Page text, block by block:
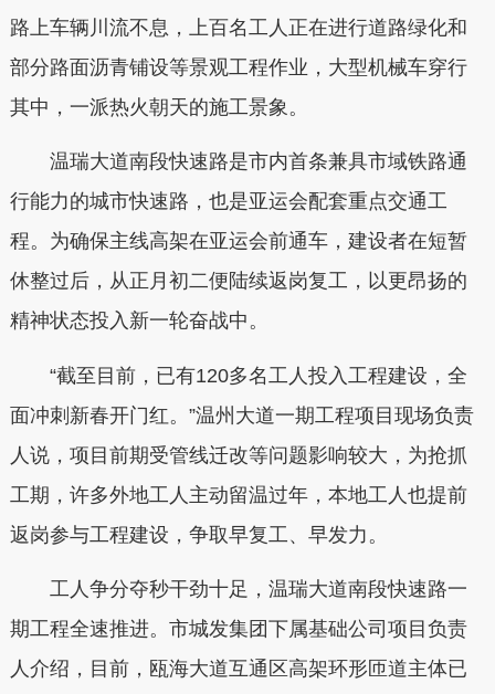
路上车辆川流不息，上百名工人正在进行道路绿化和
部分路面沥青铺设等景观工程作业，大型机械车穿行
其中，一派热火朝天的施工景象。
温瑞大道南段快速路是市内首条兼具市域铁路通
行能力的城市快速路，也是亚运会配套重点交通工
程。为确保主线高架在亚运会前通车，建设者在短暂
休整过后，从正月初二便陆续返岗复工，以更昂扬的
精神状态投入新一轮奋战中。
“截至目前，已有120多名工人投入工程建设，全
面冲刺新春开门红。”温州大道一期工程项目现场负责
人说，项目前期受管线迁改等问题影响较大，为抢抓
工期，许多外地工人主动留温过年，本地工人也提前
返岗参与工程建设，争取早复工、早发力。
工人争分夺秒干劲十足，温瑞大道南段快速路一
期工程全速推进。市城发集团下属基础公司项目负责
人介绍，目前，瓯海大道互通区高架环形匝道主体已